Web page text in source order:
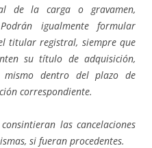
de la carga o gravamen,
igualmente formular
titular registral, siempre que
su título de adquisición,
dentro del plazo de
correspondiente.
las cancelaciones
si fueran procedentes.